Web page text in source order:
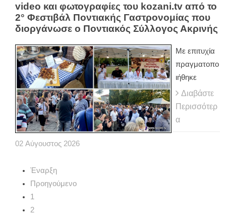
video και φωτογραφίες του kozani.tv από το
2° Φεστιβάλ Ποντιακής Γαστρονομίας που
διοργάνωσε ο Ποντιακός Σύλλογος Ακρινής
Με επιτυχία
πραγματοπο
ιήθηκε
Διαβάστε
Περισσότερ
α
02 Αύγουστος 2026
Έναρξη
Προηγούμενο
1
2